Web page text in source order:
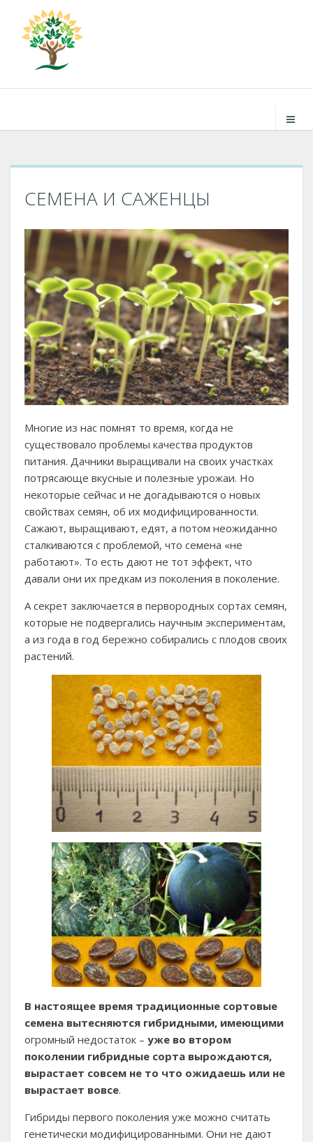
info@rodasvet.ru
СЕМЕНА И САЖЕНЦЫ
Многие из нас помнят то время, когда не
существовало проблемы качества продуктов
питания. Дачники выращивали на своих участках
потрясающе вкусные и полезные урожаи. Но
некоторые сейчас и не догадываются о новых
свойствах семян, об их модифицированности.
Сажают, выращивают, едят, а потом неожиданно
сталкиваются с проблемой, что семена «не
работают». То есть дают не тот эффект, что
давали они их предкам из поколения в поколение.
А секрет заключается в первородных сортах семян,
которые не подвергались научным экспериментам,
а из года в год бережно собирались с плодов своих
растений.
В настоящее время традиционные сортовые
семена вытесняются гибридными, имеющими
огромный недостаток – уже во втором
поколении гибридные сорта вырождаются,
вырастает совсем не то что ожидаешь или не
вырастает вовсе.
Гибриды первого поколения уже можно считать
генетически модифицированными. Они не дают